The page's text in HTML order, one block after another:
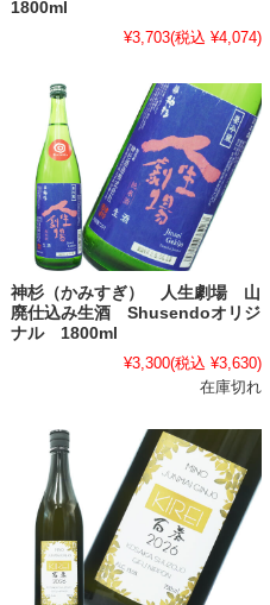
1800ml
¥3,703(税込 ¥4,074)
神杉（かみすぎ） 人生劇場 山
廃仕込み生酒 Shusendoオリジ
ナル 1800ml
¥3,300(税込 ¥3,630)
在庫切れ